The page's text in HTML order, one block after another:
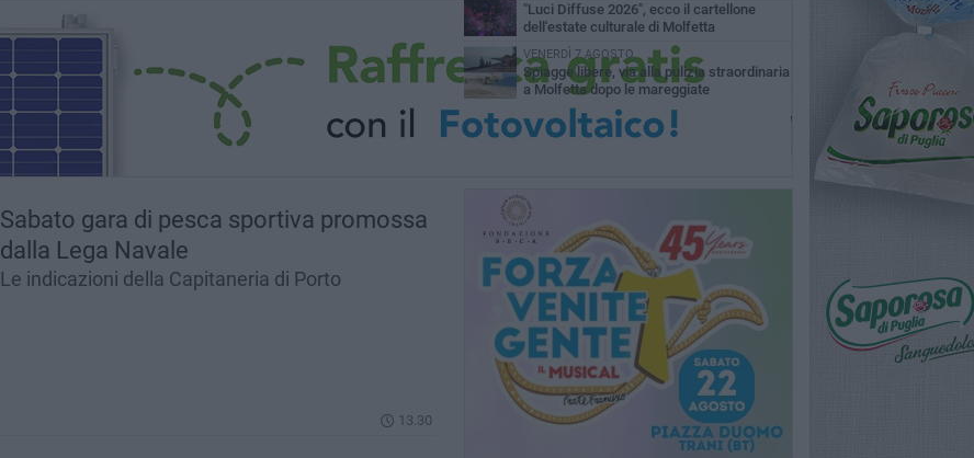
Sabato gara di pesca sportiva promossa
dalla Lega Navale
Le indicazioni della Capitaneria di Porto
13.30
"Luci Diffuse 2026", ecco il cartellone
dell'estate culturale di Molfetta
VENERDÌ 7 AGOSTO
Spiagge libere, via alla pulizia straordinaria
a Molfetta dopo le mareggiate